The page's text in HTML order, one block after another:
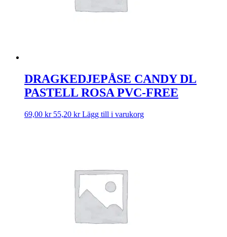
DRAGKEDJEPÅSE CANDY DL
PASTELL ROSA PVC-FREE
69,00 kr 55,20 kr Lägg till i varukorg